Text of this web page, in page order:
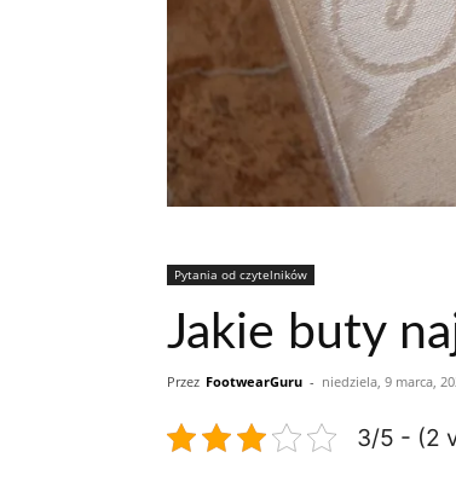
Pytania od czytelników
Jakie buty
Przez FootwearGuru - niedziela, 9 marca,
3/5 - (2